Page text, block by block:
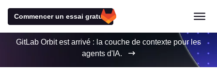
Commencer un essai gratuit
GitLab Orbit est arrivé : la couche de contexte pour les
agents d'IA.